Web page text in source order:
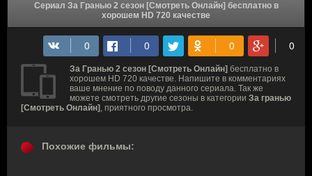
Сериал За Гранью 2 сезон [Смотреть Онлайн] бесплатно в
хорошем HD 720 качестве
За Гранью 2 сезон [Смотреть Онлайн] бесплатно в
хорошем HD 720 качестве. Напишите в комментариях
ваше мнение по поводу данного сериала. Так же
можете смотреть другие сезоны в категории За гранью
[Смотреть Онлайн] , приятного просмотра.
Похожие фильмы: